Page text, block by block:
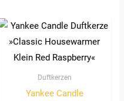
Duftkerzen
Yankee Candle